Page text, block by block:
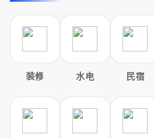
装修 水电 民宿